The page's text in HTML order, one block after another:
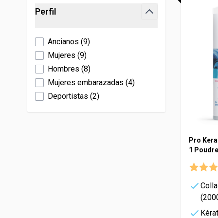
Fertilidad y embarazo
Inmunidad
Levure de bière
Melatonina
Morosil
Niacinamide
Omega 3
Probióticos
Veinomix
Perfil
Ancianos (9)
Mujeres (9)
Hombres (8)
Mujeres embarazadas (4)
Deportistas (2)
Pro
1 Poudre